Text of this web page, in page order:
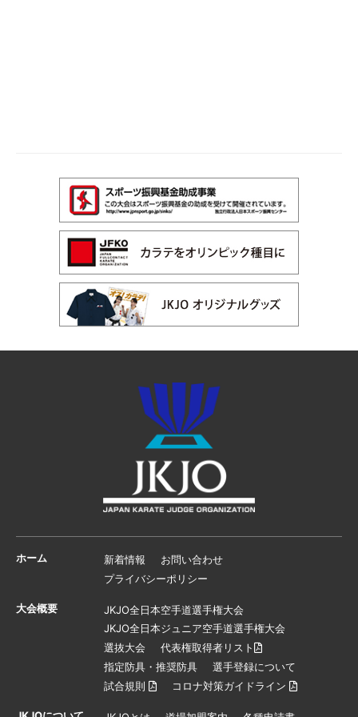
ホーム 新着情報
お問い合わせ
プライバシーポリシー
大会概要
JKJO全日本空手道選手権大会
JKJO全日本ジュニア空手道選手権大会
選抜大会
代表権取得者リスト
指定防具・推奨防具
選手登録について
試合規則
コロナ対策ガイドライン